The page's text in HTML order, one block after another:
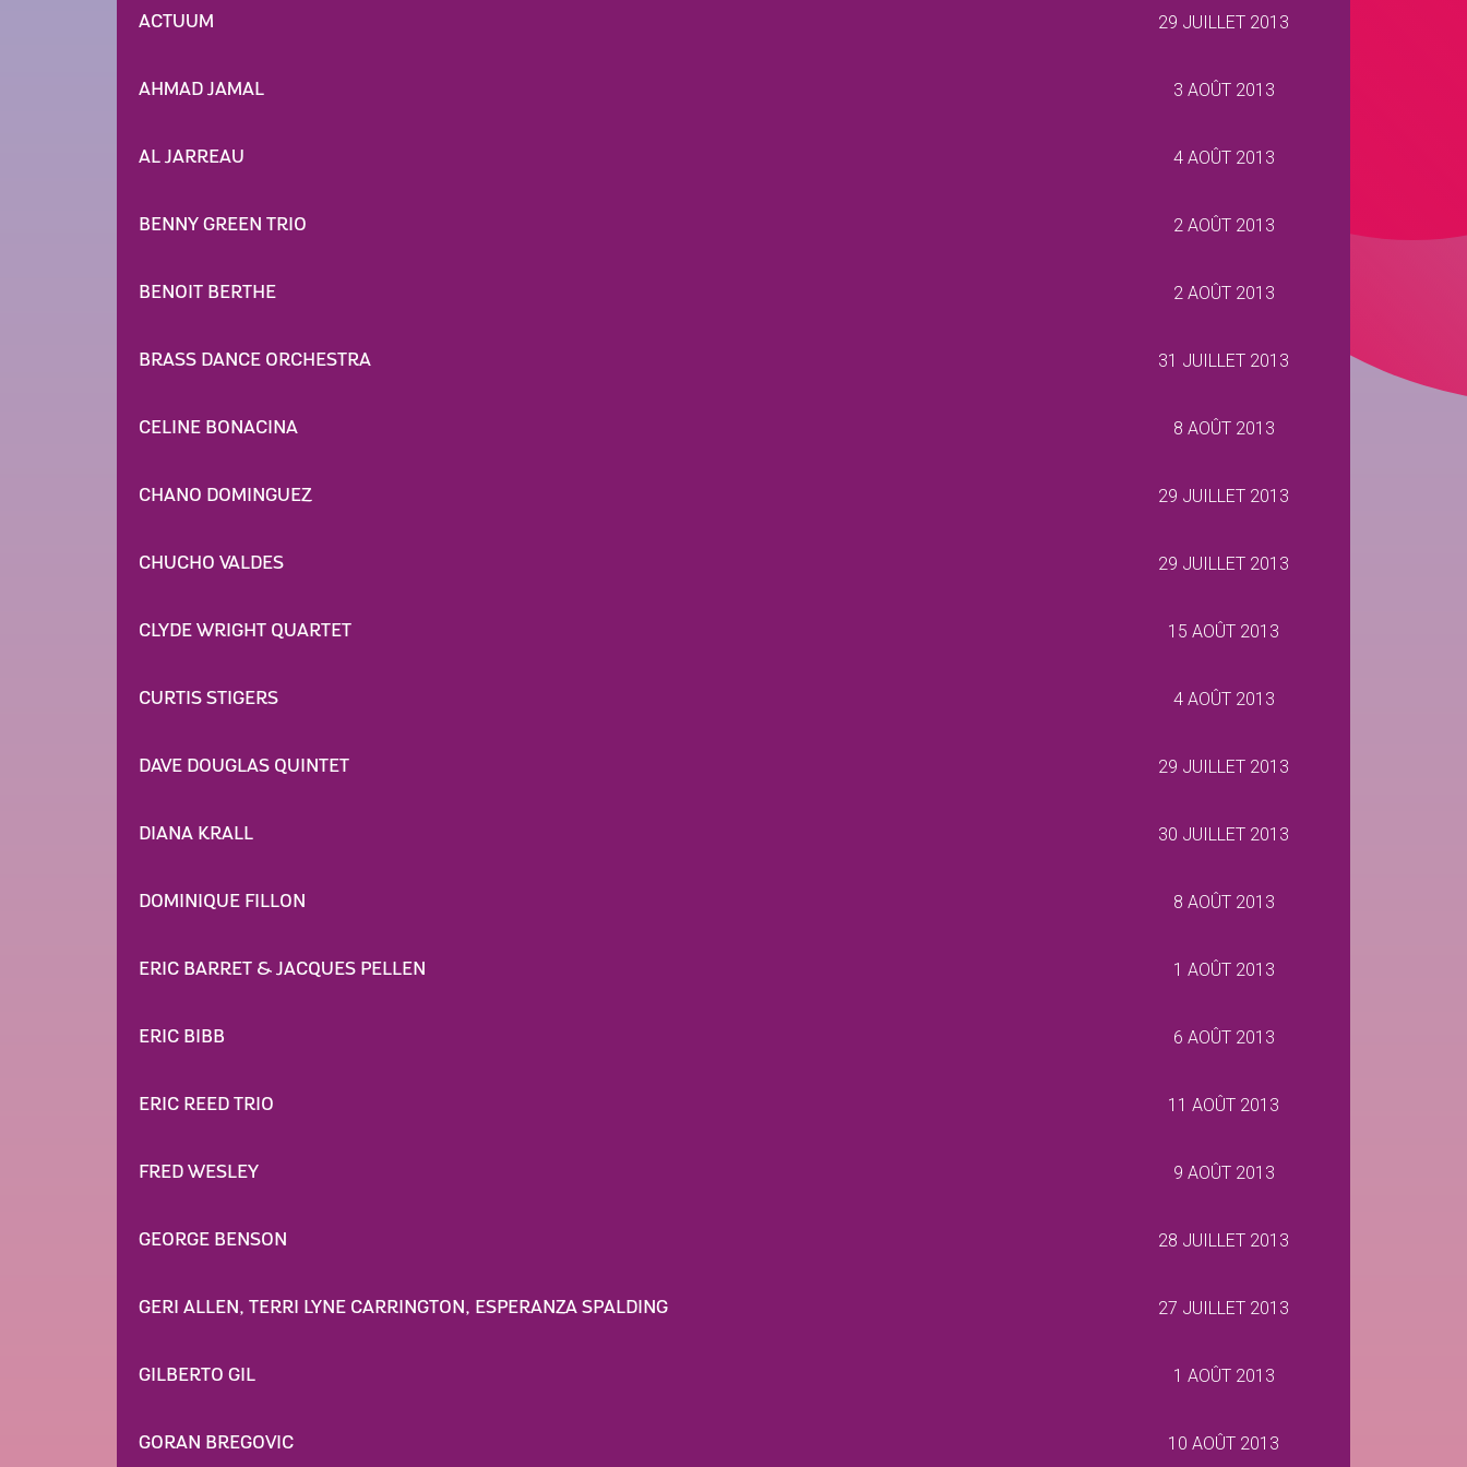
ACTUUM 29 JUILLET 2013
AHMAD JAMAL 3 AOÛT 2013
AL JARREAU 4 AOÛT 2013
BENNY GREEN TRIO 2 AOÛT 2013
BENOIT BERTHE 2 AOÛT 2013
BRASS DANCE ORCHESTRA 31 JUILLET 2013
CELINE BONACINA 8 AOÛT 2013
CHANO DOMINGUEZ 29 JUILLET 2013
CHUCHO VALDES 29 JUILLET 2013
CLYDE WRIGHT QUARTET 15 AOÛT 2013
CURTIS STIGERS 4 AOÛT 2013
DAVE DOUGLAS QUINTET 29 JUILLET 2013
DIANA KRALL 30 JUILLET 2013
DOMINIQUE FILLON 8 AOÛT 2013
ERIC BARRET & JACQUES PELLEN 1 AOÛT 2013
ERIC BIBB 6 AOÛT 2013
ERIC REED TRIO 11 AOÛT 2013
FRED WESLEY 9 AOÛT 2013
GEORGE BENSON 28 JUILLET 2013
GERI ALLEN, TERRI LYNE CARRINGTON, ESPERANZA SPALDING 27 JUILLET 2013
GILBERTO GIL 1 AOÛT 2013
GORAN BREGOVIC 10 AOÛT 2013